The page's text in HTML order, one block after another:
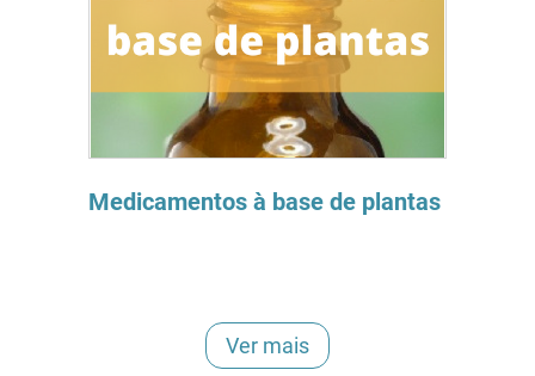
Medicamentos à base de plantas
Ver mais